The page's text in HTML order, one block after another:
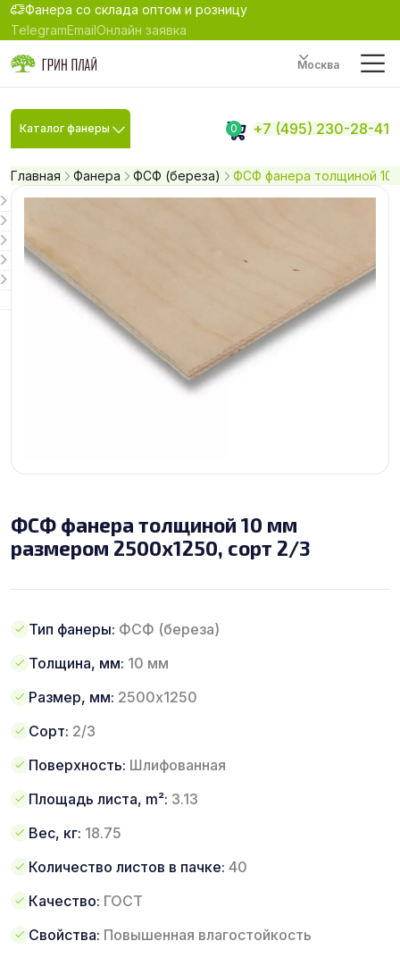
Фанера со склада оптом и розницу
TelegramEmailОнлайн заявка
Москва
Каталог фанеры 0 +7 (495) 230-28-41
Главная Фанера ФСФ (береза) ФСФ фанера толщиной 10
ФСФ фанера толщиной 10 мм
размером 2500х1250, сорт 2/3
Тип фанеры: ФСФ (береза)
Толщина, мм: 10 мм
Размер, мм: 2500х1250
Сорт: 2/3
Поверхность: Шлифованная
Площадь листа, m²: 3.13
Вес, кг: 18.75
Количество листов в пачке: 40
Качество: ГОСТ
Свойства: Повышенная влагостойкость